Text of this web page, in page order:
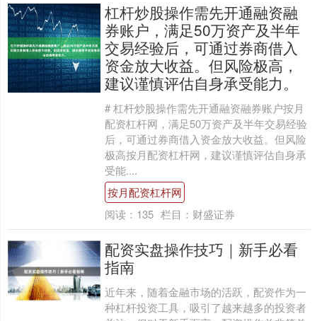
杠杆炒股操作需先开通融资融
券账户，满足50万资产及半年
交易经验后，可通过券商借入
资金放大收益。但风险极高，
建议谨慎评估自身承受能力。
# 杠杆炒股操作需先开通融资融券账户按月
配资杠杆网，满足50万资产及半年交易经验
后，可通过券商借入资金放大收益。但风险
极高按月配资杠杆网，建议谨慎评估自身承
受能....
按月配资杠杆网
阅读： 135 栏目： 财盛证券
配资实盘操作技巧｜新手必看
指南
近年来，随着金融市场的活跃，配资作为一
种杠杆投资工具，吸引了越来越多的投资者